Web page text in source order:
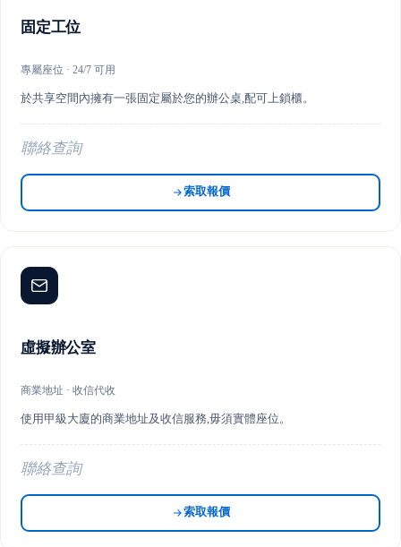
固定工位
專屬座位 · 24/7 可用
於共享空間內擁有一張固定屬於您的辦公桌,配可上鎖櫃。
聯絡查詢
索取報價
虛擬辦公室
商業地址 · 收信代收
使用甲級大廈的商業地址及收信服務,毋須實體座位。
聯絡查詢
索取報價